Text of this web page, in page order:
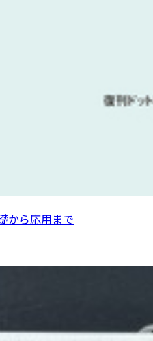
から応用まで